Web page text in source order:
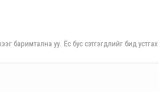
баримтална уу. Ёс бус сэтгэгдлийг бид